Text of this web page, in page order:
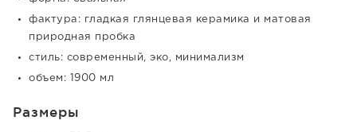
фактура: гладкая глянцевая керамика и матовая
природная пробка
стиль: современный, эко, минимализм
объем: 1900 мл
Размеры